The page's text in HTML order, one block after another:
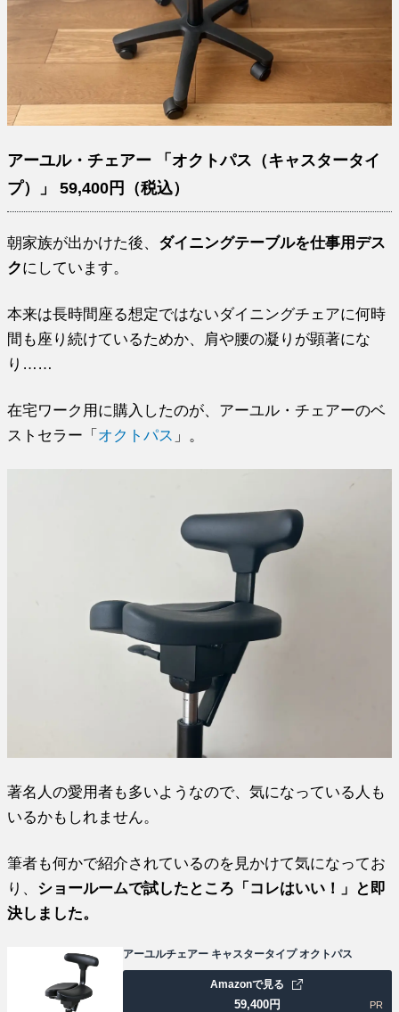
アーユル・チェアー 「オクトパス（キャスタータイ
プ）」 59,400円（税込）
朝家族が出かけた後、 ダイニングテーブルを仕事用デス
クにしています。
本来は長時間座る想定ではないダイニングチェアに何時
間も座り続けているためか、肩や腰の凝りが顕著にな
り……
在宅ワーク用に購入したのが、アーユル・チェアーのベ
ストセラー「 オクトパス 」。
著名人の愛用者も多いようなので、気になっている人も
いるかもしれません。
筆者も何かで紹介されているのを見かけて気になってお
り、 ショールームで試したところ「コレはいい！」と即
決しました。
アーユルチェアー キャスタータイプ オクトパス
59,400円
Amazonで見る
PR